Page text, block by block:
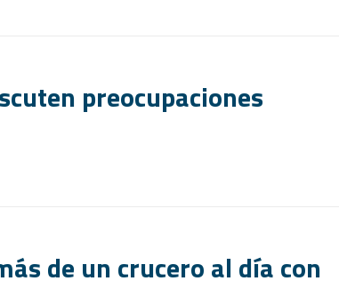
preocupaciones
de un crucero al día con